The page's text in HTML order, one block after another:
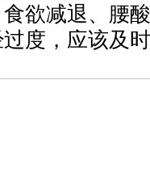
欲减退、腰
度，应该及